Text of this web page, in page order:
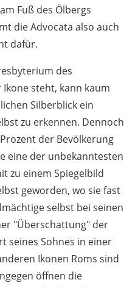
Fuß des Ölbergs
die Advocata also auch
dafür.
des
steht, kann kaum
Silberblick ein
zu erkennen. Dennoch
der Bevölkerung
eine der unbekanntesten
zu einem Spiegelbild
geworden, wo sie fast
selbst bei seinen
"Überschattung" der
seines Sohnes in einer
Ikonen Roms sind
öffnen die